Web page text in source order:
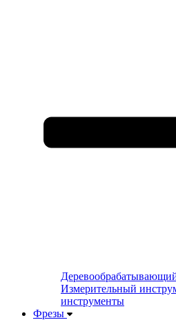
Измерительный
инструменты
Фрезы